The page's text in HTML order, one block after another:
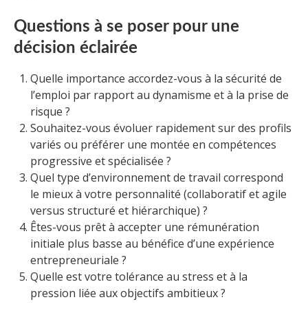
Questions à se poser pour une
décision éclairée
Quelle importance accordez-vous à la sécurité de
l’emploi par rapport au dynamisme et à la prise de
risque ?
Souhaitez-vous évoluer rapidement sur des profils
variés ou préférer une montée en compétences
progressive et spécialisée ?
Quel type d’environnement de travail correspond
le mieux à votre personnalité (collaboratif et agile
versus structuré et hiérarchique) ?
Êtes-vous prêt à accepter une rémunération
initiale plus basse au bénéfice d’une expérience
entrepreneuriale ?
Quelle est votre tolérance au stress et à la
pression liée aux objectifs ambitieux ?